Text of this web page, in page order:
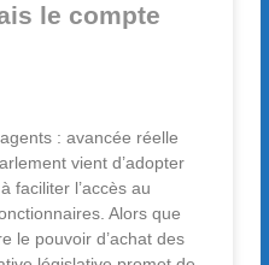
le compte
: avancée réelle
vient d’adopter
faciliter l’accès au
Alors que
le pouvoir d’achat des